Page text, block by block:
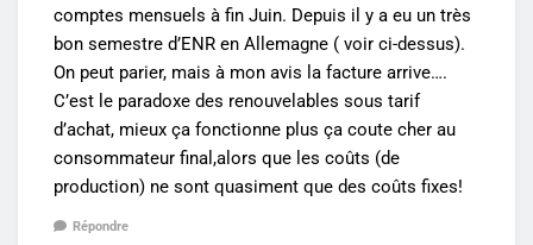
comptes mensuels à fin Juin. Depuis il y a eu un très
bon semestre d’ENR en Allemagne ( voir ci-dessus).
On peut parier, mais à mon avis la facture arrive….
C’est le paradoxe des renouvelables sous tarif
d’achat, mieux ça fonctionne plus ça coute cher au
consommateur final,alors que les coûts (de
production) ne sont quasiment que des coûts fixes!
Répondre